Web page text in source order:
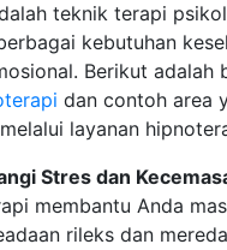
teknik terapi
kebutuhan
Berikut adalah
dan contoh area
layanan
Stres dan
membantu Anda
rileks dan